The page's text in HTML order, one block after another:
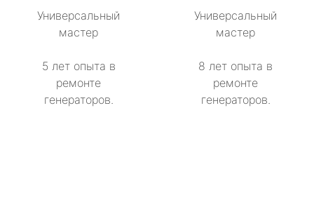
Универсальный
мастер
5 лет опыта в
ремонте
генераторов.
Универсальный
мастер
8 лет опыта в
ремонте
генераторов.